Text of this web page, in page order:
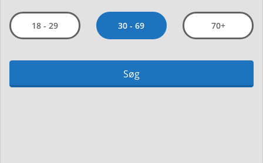
18 - 29 30 - 69 70+
Søg